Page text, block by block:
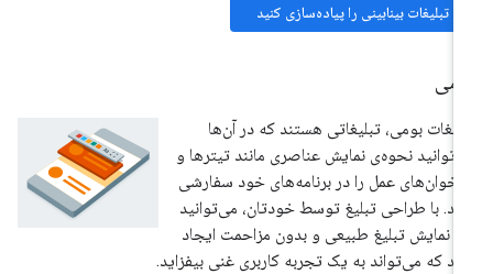
تبلیغات بینابینی را پیاده‌سازی کنید
بومی، تبلیغاتی هستند که در آن‌ها
نحوه‌ی نمایش عناصری مانند تیترها و
عمل را در برنامه‌های خود سفارشی
با طراحی تبلیغ توسط خودتان، می‌توانید
نمایش تبلیغ طبیعی و بدون مزاحمت ایجاد
که می‌تواند به یک تجربه کاربری غنی بیفزاید.